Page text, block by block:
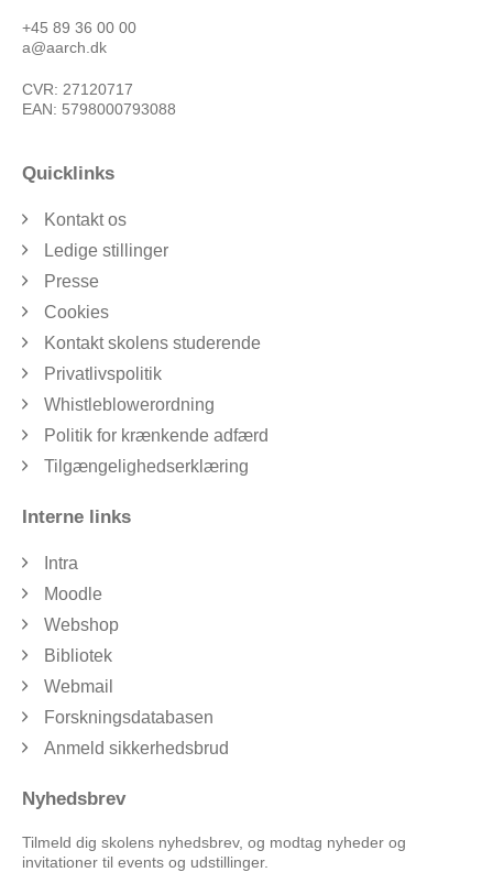
+45 89 36 00 00
a@aarch.dk
CVR: 27120717
EAN: 5798000793088
Quicklinks
Kontakt os
Ledige stillinger
Presse
Cookies
Kontakt skolens studerende
Privatlivspolitik
Whistleblowerordning
Politik for krænkende adfærd
Tilgængelighedserklæring
Interne links
Intra
Moodle
Webshop
Bibliotek
Webmail
Forskningsdatabasen
Anmeld sikkerhedsbrud
Nyhedsbrev
Tilmeld dig skolens nyhedsbrev, og modtag nyheder og
invitationer til events og udstillinger.